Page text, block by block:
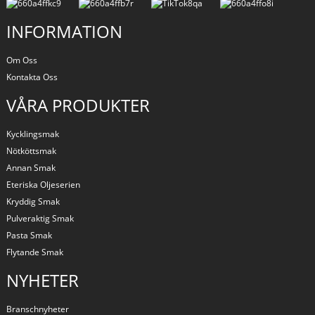
INFORMATION
Om Oss
Kontakta Oss
VÅRA PRODUKTER
Kycklingsmak
Nötköttsmak
Annan Smak
Eteriska Oljeserien
Kryddig Smak
Pulveraktig Smak
Pasta Smak
Flytande Smak
NYHETER
Branschnyheter